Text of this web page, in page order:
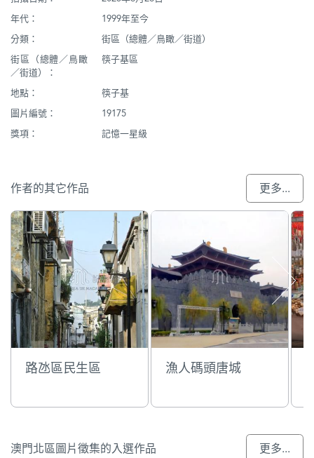
年代：
1999年至今
分類：
街區（總體／鳥瞰／街道）
街區（總體／鳥瞰
／街道）：
筷子基區
地點：
筷子基
圖片編號：
19175
獎項：
記憶一星級
作者的其它作品 更多...
路氹區民生區 漁人碼頭唐城
澳門北區圖片徵集的入選作品 更多...